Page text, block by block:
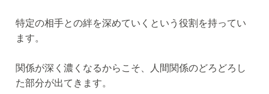
特定の相手との絆を深めていくという役割を持ってい
ます。
関係が深く濃くなるからこそ、人間関係のどろどろし
た部分が出てきます。